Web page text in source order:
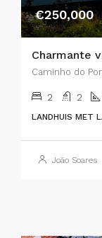
€250,000
2 2
LANDHUIS MET
João Soares